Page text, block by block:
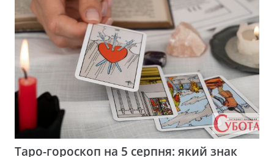
Таро-гороскоп на 5 серпня: який знак